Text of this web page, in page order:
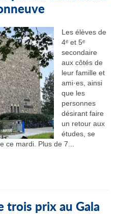
Les élèves de
4ᵉ et 5ᵉ
secondaire
aux côtés de
leur famille et
ami·es, ainsi
que les
personnes
désirant faire
un retour aux
études, se
ce mardi. Plus de 7...
trois prix au Gala